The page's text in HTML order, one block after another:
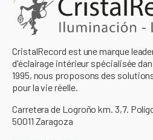
CristalRecord est une marque
d'éclairage intérieur spécialisée
1995, nous proposons des
pour la vie réelle.
Carretera de Logroño km. 3,7.
50011 Zaragoza